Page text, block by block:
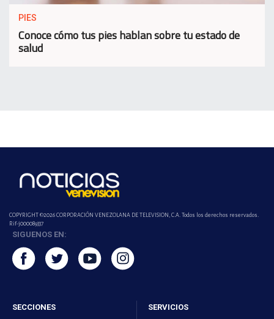
PIES
Conoce cómo tus pies hablan sobre tu estado de
salud
COPYRIGHT ©2026 CORPORACIÓN VENEZOLANA DE TELEVISION, C.A. Todos los derechos reservados.
Rif-j000089337
SIGUENOS EN:
SECCIONES SERVICIOS